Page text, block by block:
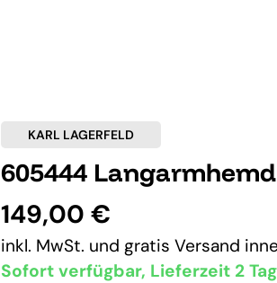
KARL LAGERFELD
605444
149,00 €
inkl. MwSt. und gratis Versand
Sofort verfügbar, Lieferzeit 2